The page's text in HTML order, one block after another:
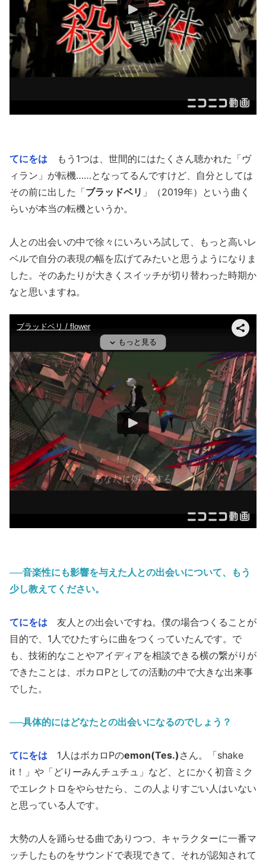
てにをは もう1つは、世間的にはたくさん聴かれた「ヴ
ィラン」が転機……となってるんですけど、自分としては
その前に出した「ブラッドベリ 」（2019年）という曲く
らいが本当の転機というか。
人との出会いの中で徐々にいろいろ試して、もっと高いレ
ベルで自分の表現の幅を広げてみたいと思うようになりま
した。そのあたりが大きくスイッチが切り替わった時期か
なと思いますね。
──音楽性にも影響を与えた人との出会いについて、もう
少し教えてください。
てにをは 友人との出会いですね。僕の場合つくることが
目的で、1人でひたすらに曲をつくっていたんです。で
も、技術的なことやアイディアを相談できる横の繋がりが
できたことは、ボカロPとしての活動の中で大きな出来事
でした。
──具体的にはどなたとの出会いになるのでしょう？
てにをは 1人はボカロPのemon(Tes.) さん。「shake
it！」や「どりーみんチュチュ」など、とにかく初音ミク
でエレクトロをやらせたら、この人よりすごい人はいない
と思っている人です。
大勢の人を踊らせる曲でありつつ、キャラクターに一番マ
ッチしたものをサウンドで表現できて、それが認知されて